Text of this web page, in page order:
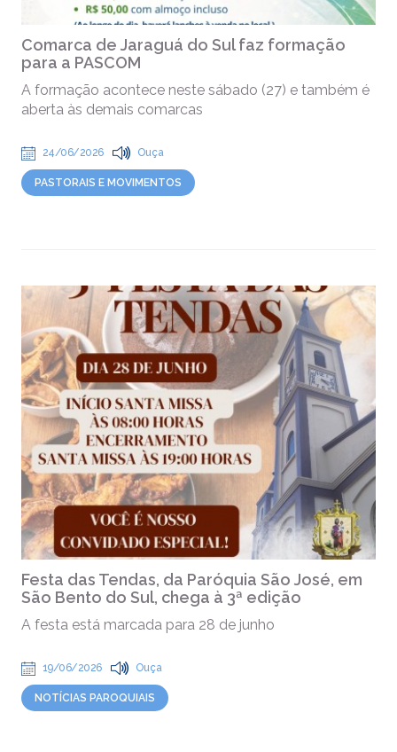
Comarca de Jaraguá do Sul faz formação
para a PASCOM
A formação acontece neste sábado (27) e também é
aberta às demais comarcas
24/06/2026 Ouça
PASTORAIS E MOVIMENTOS
Festa das Tendas, da Paróquia São José, em
São Bento do Sul, chega à 3ª edição
A festa está marcada para 28 de junho
19/06/2026 Ouça
NOTÍCIAS PAROQUIAIS